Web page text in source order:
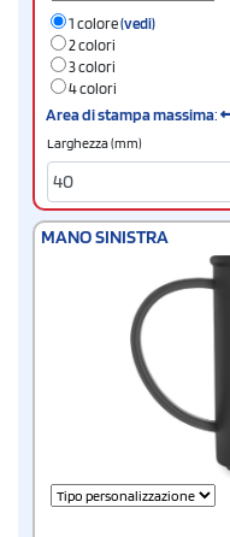
1 colore(vedi)
2 colori
3 colori
4 colori
Area di stampa massima:
Larghezza (mm)
MANO SINISTRA